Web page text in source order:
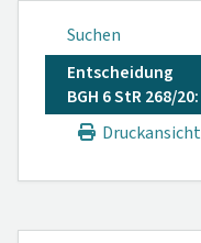
Suchen
Entscheidung
BGH 6 StR 268/20:
Druckansicht